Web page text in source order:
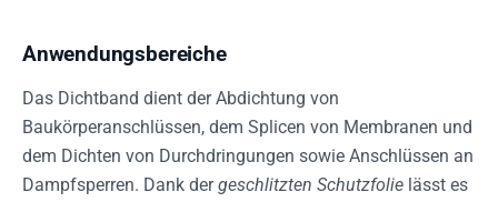
Anwendungsbereiche
Das Dichtband dient der Abdichtung von
Baukörperanschlüssen, dem Splicen von Membranen und
dem Dichten von Durchdringungen sowie Anschlüssen an
Dampfsperren. Dank dergeschlitzten Schutzfolie lässt es